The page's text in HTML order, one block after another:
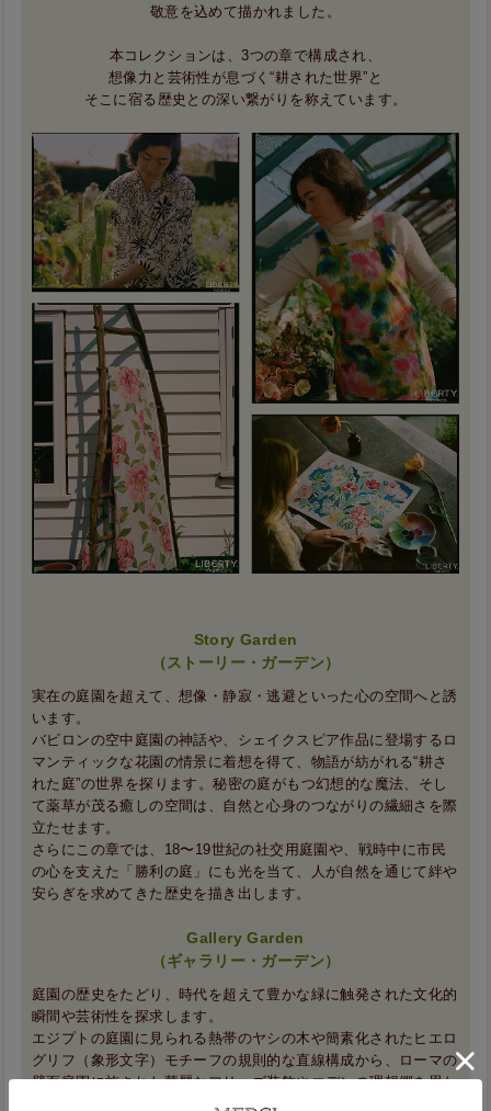
敬意を込めて描かれました。
本コレクションは、3つの章で構成され、
想像力と芸術性が息づく“耕された世界”と
そこに宿る歴史との深い繋がりを称えています。
Story Garden
（ストーリー・ガーデン）
実在の庭園を超えて、想像・静寂・逃避といった心の空間へと誘
います。
バビロンの空中庭園の神話や、シェイクスピア作品に登場するロ
マンティックな花園の情景に着想を得て、物語が紡がれる“耕さ
れた庭”の世界を探ります。秘密の庭がもつ幻想的な魔法、そし
て薬草が茂る癒しの空間は、自然と心身のつながりの繊細さを際
立たせます。
さらにこの章では、18〜19世紀の社交用庭園や、戦時中に市民
の心を支えた「勝利の庭」にも光を当て、人が自然を通じて絆や
安らぎを求めてきた歴史を描き出します。
Gallery Garden
（ギャラリー・ガーデン）
庭園の歴史をたどり、時代を超えて豊かな緑に触発された文化的
瞬間や芸術性を探求します。
エジプトの庭園に見られる熱帯のヤシの木や簡素化されたヒエロ
グリフ（象形文字）モチーフの規則的な直線構成から、ローマの
壁面庭園に施された華麗なフリーズ装飾やエデンの理想郷を思わ